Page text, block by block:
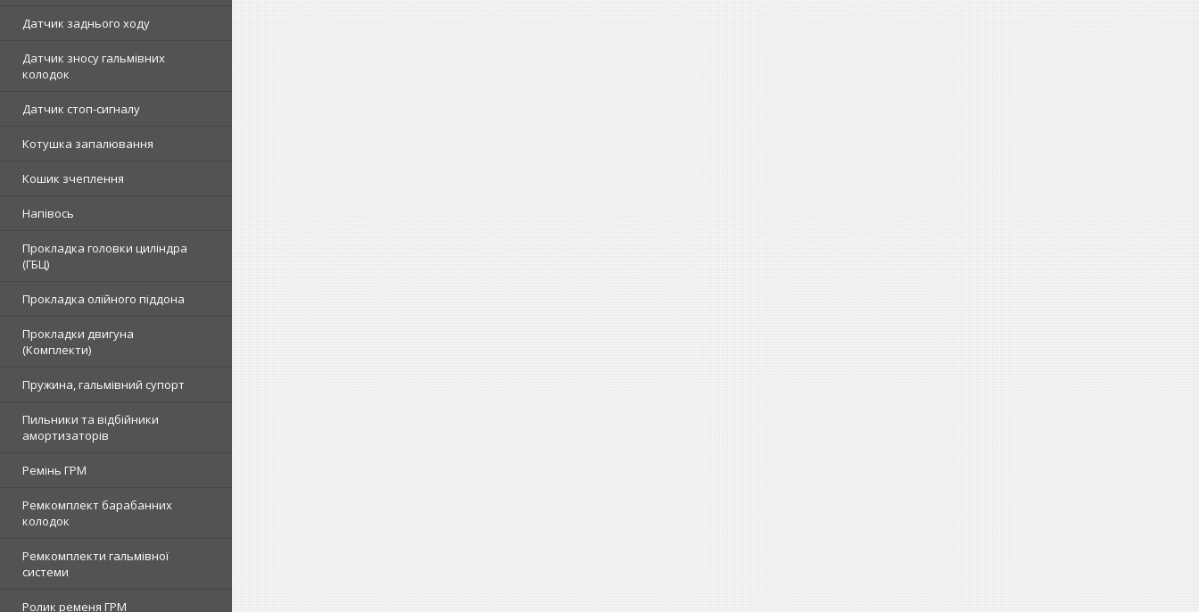
Датчик заднього ходу
Датчик зносу гальмівних
колодок
Датчик стоп-сигналу
Котушка запалювання
Кошик зчеплення
Напівось
Прокладка головки циліндра
(ГБЦ)
Прокладка олійного піддона
Прокладки двигуна
(Комплекти)
Пружина, гальмівний супорт
Пильники та відбійники
амортизаторів
Ремінь ГРМ
Ремкомплект барабанних
колодок
Ремкомплекти гальмівної
системи
Ролик ременя ГРМ